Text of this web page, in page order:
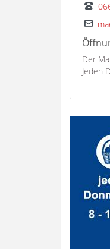
Der
Jeden